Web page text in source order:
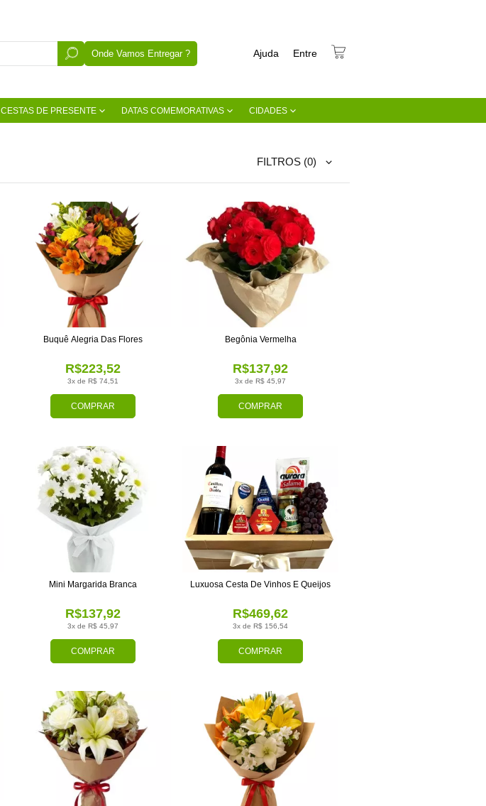
Onde Vamos Entregar ? Entre
Ajuda
CESTAS DE PRESENTE DATAS COMEMORATIVAS CIDADES
FILTROS (0)
COMPRAR
3x de R$ 74,51
R$223,52
Buquê Alegria Das Flores
COMPRAR
3x de R$ 45,97
R$137,92
Begônia Vermelha
COMPRAR
3x de R$ 45,97
R$137,92
Mini Margarida Branca
COMPRAR
3x de R$ 156,54
R$469,62
Luxuosa Cesta De Vinhos E Queijos